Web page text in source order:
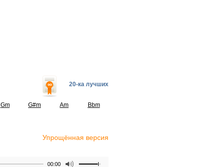
20-ка лучших
Gm G#m Am
Bbm
Упрощённая версия
00:00